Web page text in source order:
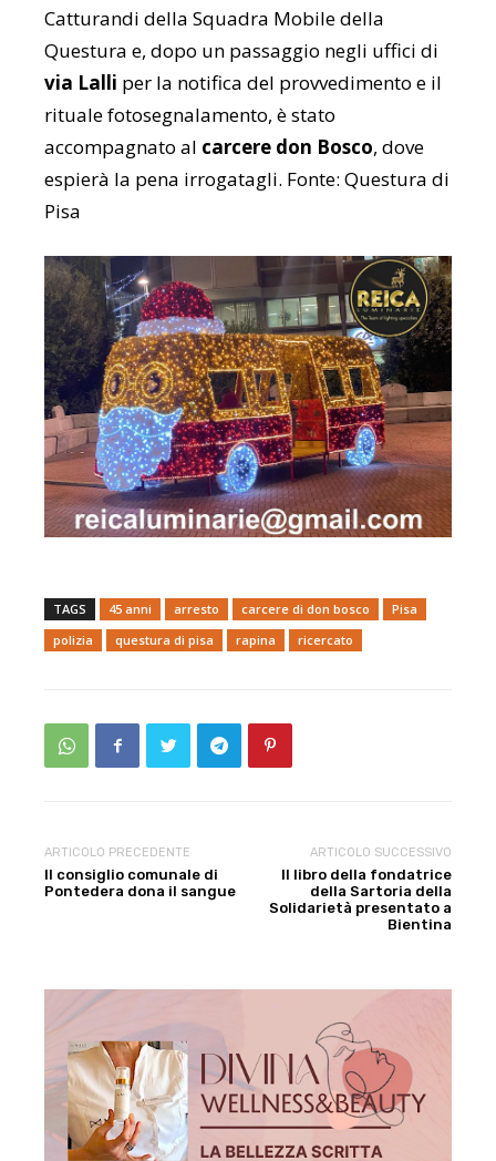
Catturandi della Squadra Mobile della
Questura e, dopo un passaggio negli uffici di
via Lalli per la notifica del provvedimento e il
rituale fotosegnalamento, è stato
accompagnato al carcere don Bosco, dove
espierà la pena irrogatagli. Fonte: Questura di
Pisa
TAGS 45 anni arresto carcere di don bosco
Pisa
polizia
questura di pisa rapina ricercato
ARTICOLO PRECEDENTE
Il consiglio comunale di
Pontedera dona il sangue
ARTICOLO SUCCESSIVO
Il libro della fondatrice
della Sartoria della
Solidarietà presentato a
Bientina